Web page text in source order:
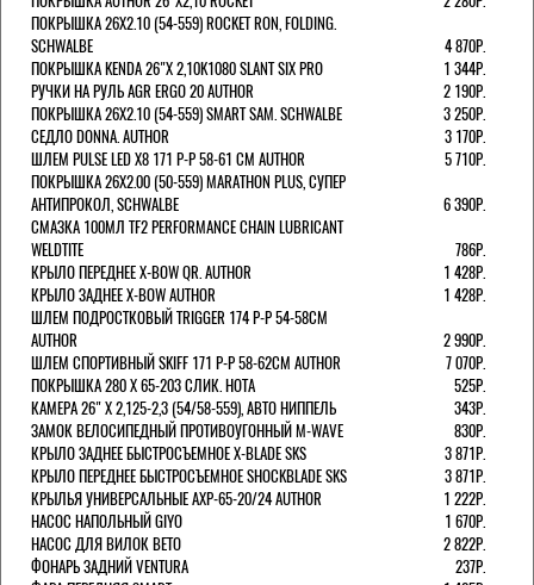
ПОКРЫШКА 26X2.10 (54-559) ROCKET RON, FOLDING.
SCHWALBE
4 870Р.
ПОКРЫШКА KENDA 26"Х 2,10K1080 SLANT SIX PRO
1 344Р.
РУЧКИ НА РУЛЬ AGR ERGO 20 AUTHOR
2 190Р.
ПОКРЫШКА 26X2.10 (54-559) SMART SAM. SCHWALBE
3 250Р.
СЕДЛО DONNA. AUTHOR
3 170Р.
ШЛЕМ PULSE LED X8 171 Р-Р 58-61 СМ AUTHOR
5 710Р.
ПОКРЫШКА 26X2.00 (50-559) MARATHON PLUS, СУПЕР
АНТИПРОКОЛ, SCHWALBE
6 390Р.
СМАЗКА 100МЛ TF2 PERFORMANCE CHAIN LUBRICANT
WELDTITE
786Р.
КРЫЛО ПЕРЕДНЕЕ X-BOW QR. AUTHOR
1 428Р.
КРЫЛО ЗАДНЕЕ X-BOW AUTHOR
1 428Р.
ШЛЕМ ПОДРОСТКОВЫЙ TRIGGER 174 Р-Р 54-58СМ
AUTHOR
2 990Р.
ШЛЕМ СПОРТИВНЫЙ SKIFF 171 Р-Р 58-62СМ AUTHOR
7 070Р.
ПОКРЫШКА 280 X 65-203 СЛИК. HOTA
525Р.
КАМЕРА 26" X 2,125-2,3 (54/58-559), АВТО НИППЕЛЬ
343Р.
ЗАМОК ВЕЛОСИПЕДНЫЙ ПРОТИВОУГОННЫЙ M-WAVE
830Р.
КРЫЛО ЗАДНЕЕ БЫСТРОСЪЕМНОЕ X-BLADE SKS
3 871Р.
КРЫЛО ПЕРЕДНЕЕ БЫСТРОСЪЕМНОЕ SHOCKBLADE SKS
3 871Р.
КРЫЛЬЯ УНИВЕРСАЛЬНЫЕ AXP-65-20/24 AUTHOR
1 222Р.
НАСОС НАПОЛЬНЫЙ GIYO
1 670Р.
НАСОС ДЛЯ ВИЛОК ВЕТО
2 822Р.
ФОНАРЬ ЗАДНИЙ VENTURA
237Р.